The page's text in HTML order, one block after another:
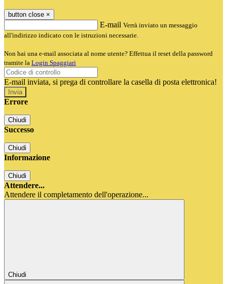
button close ×
E-mail Verrà inviato un messaggio
all'indirizzo indicato con le istruzioni necessarie.
Non hai una e-mail associata al nome utente? Effettua il reset della password
tramite la Login Spaggiari
E-mail inviata, si prega di controllare la casella di posta elettronica!
Errore
Chiudi
Successo
Chiudi
Informazione
Chiudi
Attendere...
Attendere il completamento dell'operazione...
Chiudi